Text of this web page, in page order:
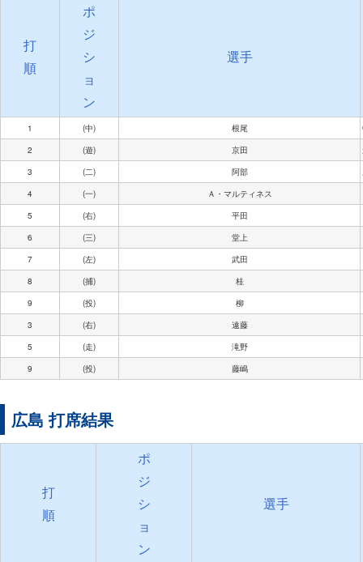
打
順
ポ
ジ
シ
ョ
ン
選手
1 (中) 根尾
2
(遊) 京田
3
(二) 阿部
4
(一)
Ａ・マルティネス
5
(右)
平田
6
(三)
堂上
7
(左)
武田
8
(捕)
桂
9
(投)
柳
3
(右)
遠藤
5
(走)
滝野
9
(投) 藤嶋
広島 打席結果
打
順
ポ
ジ
シ
ョ
ン
選手